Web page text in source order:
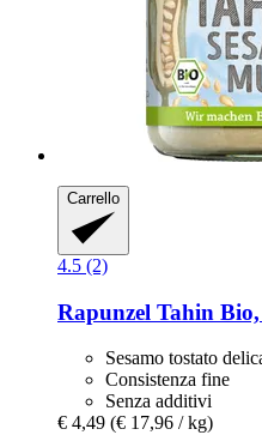
Carrello
4.5 (2)
Rapunzel Tahin Bio,
Sesamo tostato
Consistenza fine
Senza additivi
€ 4,49 (€ 17,96 / kg)